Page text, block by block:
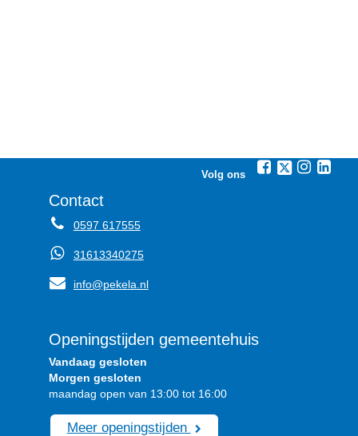
Volg ons
Contact
0597 617555
31613340275
info@pekela.nl
Openingstijden gemeentehuis
Vandaag gesloten
Morgen gesloten
maandag open van 13:00 tot 16:00
Meer openingstijden